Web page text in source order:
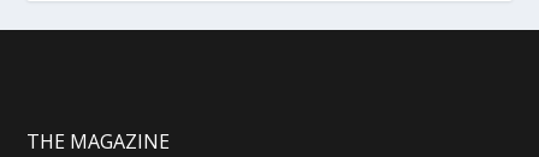
THE MAGAZINE